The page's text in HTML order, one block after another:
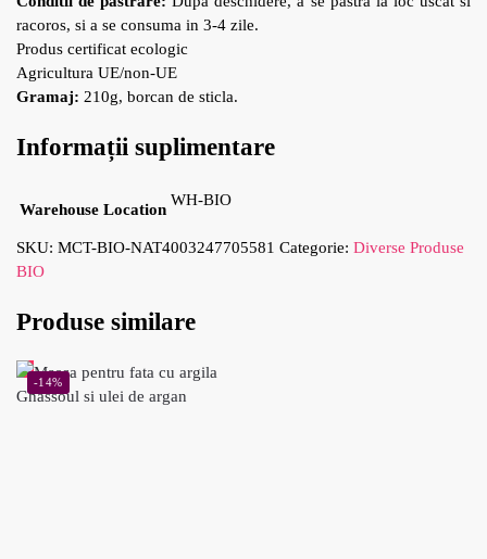
racoros, si a se consuma in 3-4 zile.
Produs certificat ecologic
Agricultura UE/non-UE
Gramaj: 210g, borcan de sticla.
Informații suplimentare
Warehouse Location
WH-BIO
SKU: MCT-BIO-NAT4003247705581 Categorie: Diverse Produse
BIO
Produse similare
-14%